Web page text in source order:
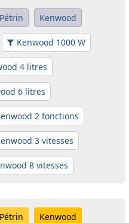
Pétrin Kenwood
Kenwood 1000 W
4 litres
6 litres
2 fonctions
3 vitesses
8 vitesses
Pétrin Kenwood